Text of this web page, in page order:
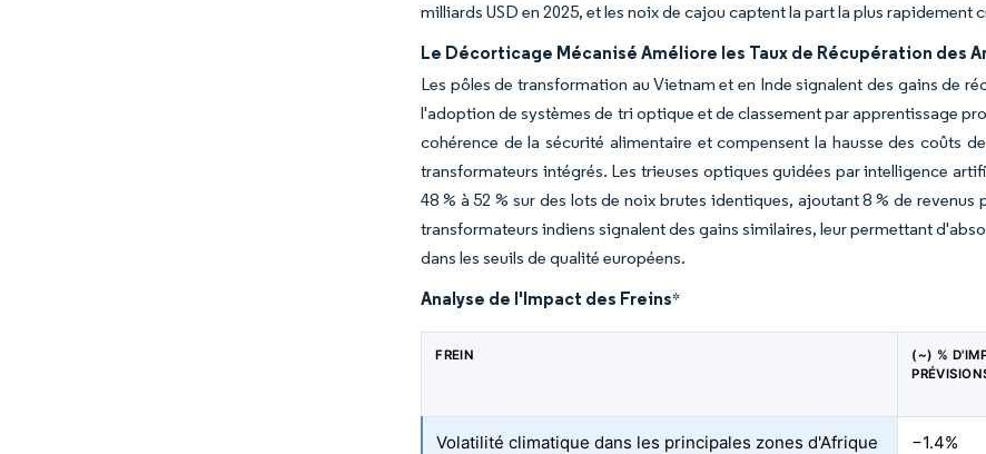
milliards USD en 2025, et les noix de cajou captent la part la plus rapidement
Le Décorticage Mécanisé Améliore les Taux de Récupération des
Les pôles de transformation au Vietnam et en Inde signalent des gains de
l'adoption de systèmes de tri optique et de classement par apprentissage
cohérence de la sécurité alimentaire et compensent la hausse des coûts
transformateurs intégrés. Les trieuses optiques guidées par intelligence
48 % à 52 % sur des lots de noix brutes identiques, ajoutant 8 % de
transformateurs indiens signalent des gains similaires, leur permettant
dans les seuils de qualité européens.
Analyse de l'Impact des Freins*
FREIN
(~) %
Volatilité climatique dans les principales zones d'Afrique
−1.4%